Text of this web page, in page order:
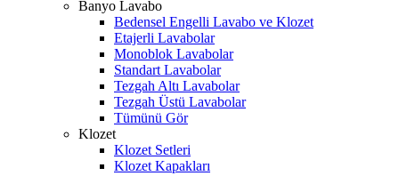
Banyo Lavabo
Bedensel Engelli Lavabo ve Klozet
Etajerli Lavabolar
Monoblok Lavabolar
Standart Lavabolar
Tezgah Altı Lavabolar
Tezgah Üstü Lavabolar
Tümünü Gör
Klozet
Klozet Setleri
Klozet Kapakları